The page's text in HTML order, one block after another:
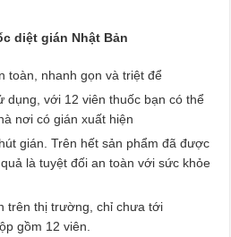
diệt gián Nhật Bản
toàn, nhanh gọn và triệt để
dụng, với 12 viên thuốc bạn có thể
nơi có gián xuất hiện
gián. Trên hết sản phẩm đã được
là tuyệt đối an toàn với sức khỏe
trên thị trường, chỉ chưa tới
gồm 12 viên.